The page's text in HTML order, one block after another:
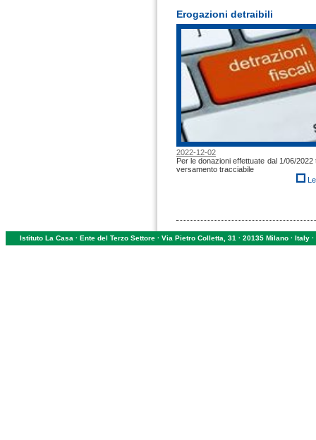
Erogazioni detraibili
2022-12-02
Per le donazioni effettuate dal 1/06/2022
versamento tracciabile
Istituto La Casa · Ente del Terzo Settore · Via Pietro Colletta, 31 · 20135 Milano · Italy